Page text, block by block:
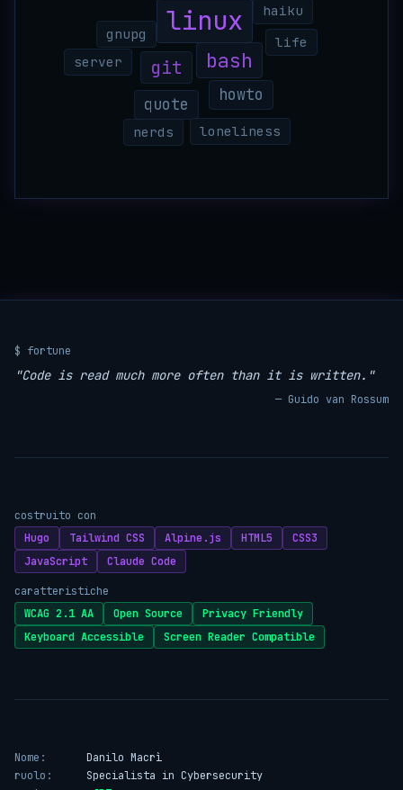
linux
bash
git
howto
quote
gnupg
haiku
life
loneliness
nerds
server
$ fortune
"Code is read much more often than it is written."
— Guido van Rossum
costruito con
Hugo
Tailwind CSS Alpine.js HTML5
CSS3
JavaScript
Claude Code
caratteristiche
WCAG 2.1 AA
Open Source
Privacy Friendly
Keyboard Accessible
Screen Reader Compatible
Nome:
Danilo Macrì
ruolo:
Specialista in Cybersecurity